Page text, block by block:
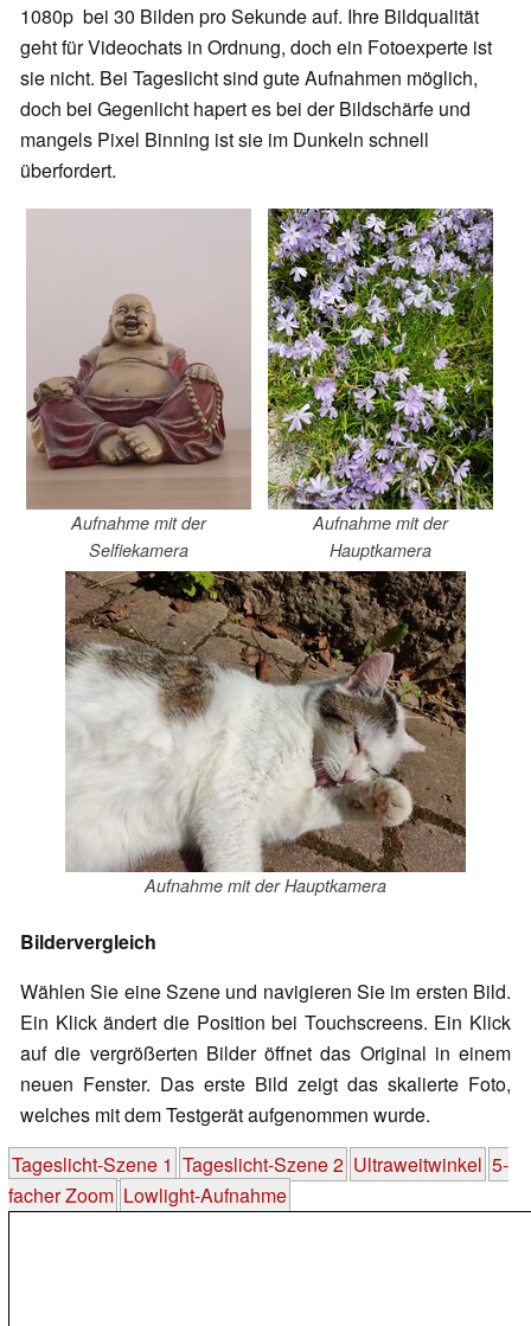
1080p bei 30 Bilden pro Sekunde auf. Ihre Bildqualität
geht für Videochats in Ordnung, doch ein Fotoexperte ist
sie nicht. Bei Tageslicht sind gute Aufnahmen möglich,
doch bei Gegenlicht hapert es bei der Bildschärfe und
mangels Pixel Binning ist sie im Dunkeln schnell
überfordert.
Aufnahme mit der
Selfiekamera
Aufnahme mit der
Hauptkamera
Aufnahme mit der Hauptkamera
Bildervergleich
Wählen Sie eine Szene und navigieren Sie im ersten Bild.
Ein Klick ändert die Position bei Touchscreens. Ein Klick
auf die vergrößerten Bilder öffnet das Original in einem
neuen Fenster. Das erste Bild zeigt das skalierte Foto,
welches mit dem Testgerät aufgenommen wurde.
Tageslicht-Szene 1 Tageslicht-Szene 2 Ultraweitwinkel 5-
facher Zoom Lowlight-Aufnahme